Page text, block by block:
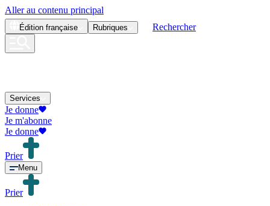
Aller au contenu principal
Édition française Rubriques Rechercher
Services
Je donne
Je m'abonne
Je donne
Prier
Menu
Prier